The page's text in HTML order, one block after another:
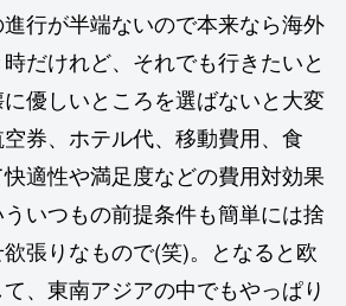
行が半端ないので本来なら海外
だけれど、それでも行きたいと
優しいところを選ばないと大変
券、ホテル代、移動費用、食
適性や満足度などの費用対効果
いつもの前提条件も簡単には捨
張りなもので(笑)。となると欧
、東南アジアの中でもやっぱり